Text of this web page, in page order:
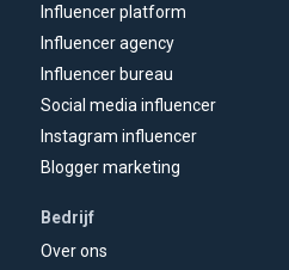
Influencer platform
Influencer agency
Influencer bureau
Social media influencer
Instagram influencer
Blogger marketing
Bedrijf
Over ons